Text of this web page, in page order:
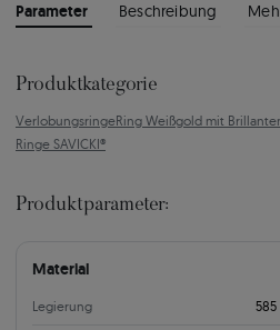
Parameter Beschreibung
Produktkategorie
VerlobungsringeRing Weißgold mit
Ringe SAVICKI®
Produktparameter:
Material
Legierung 585